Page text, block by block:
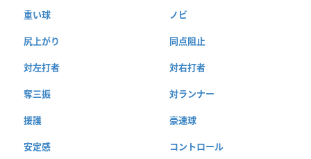
重い球 ノビ
尻上がり 同点阻止
対左打者 対右打者
奪三振 対ランナー
援護 豪速球
安定感 コントロール